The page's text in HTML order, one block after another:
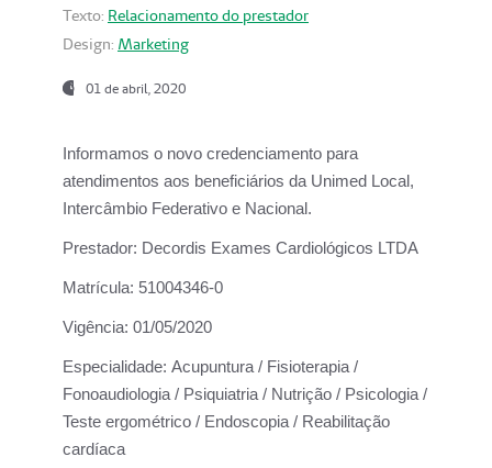
Texto: Relacionamento do prestador
Design: Marketing
01 de abril, 2020
Informamos o novo credenciamento para
atendimentos aos beneficiários da Unimed Local,
Intercâmbio Federativo e Nacional.
Prestador: Decordis Exames Cardiológicos LTDA
Matrícula: 51004346-0
Vigência: 01/05/2020
Especialidade: Acupuntura / Fisioterapia /
Fonoaudiologia / Psiquiatria / Nutrição / Psicologia /
Teste ergométrico / Endoscopia / Reabilitação
cardíaca